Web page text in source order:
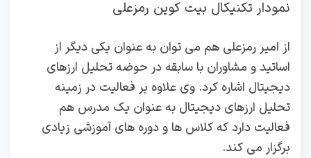
نمودار تکنیکال بیت کوین رمزعلی
از امیر رمزعلی هم می توان به عنوان یکی دیگر از
اساتید و مشاوران با سابقه در حوضه تحلیل ارزهای
دیجیتال اشاره کرد. وی علاوه بر فعالیت در زمینه
تحلیل ارزهای دیجیتال به عنوان یک مدرس هم
فعالیت دارد که کلاس ها و دوره های آموزشی زیادی
برگزار می کند.